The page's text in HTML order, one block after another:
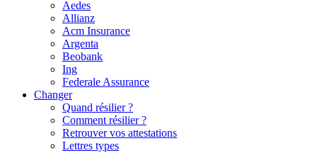
Aedes
Allianz
Acm Insurance
Argenta
Beobank
Ing
Federale Assurance
Changer
Quand résilier ?
Comment résilier ?
Retrouver vos attestations
Lettres types